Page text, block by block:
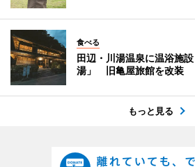
食べる
田辺・川湯温泉に温浴施
湯」 旧亀屋旅館を改装
もっと見る